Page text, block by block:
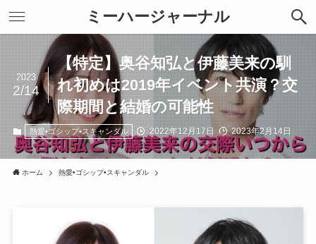
ミーハージャーナル
【特定】奥谷知弘と伊藤美来の馴
れ初めは2019年イベント共演？交
際期間と結婚の可能性
2023
2/14
熱愛•ゴシップ•スキャンダル 2022年12月17日 2023年2月14日
ホーム 熱愛•ゴシップ•スキャンダル